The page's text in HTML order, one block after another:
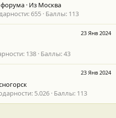
форума · Из Москва
655 Баллы 113
23 Янв 2024
138 Баллы 43
23 Янв 2024
5.026 Баллы 113